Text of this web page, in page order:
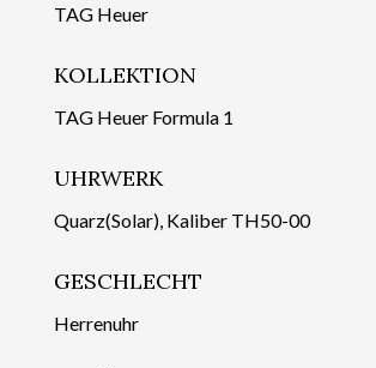
TAG Heuer
KOLLEKTION
TAG Heuer Formula 1
UHRWERK
Quarz(Solar), Kaliber TH50-00
GESCHLECHT
Herrenuhr